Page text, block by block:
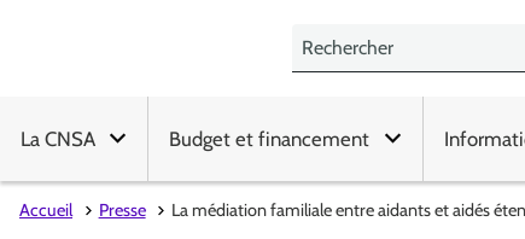
La CNSA Budget et financement
Accueil Presse La médiation familiale entre aidants et aidés